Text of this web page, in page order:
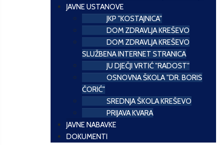
JAVNE USTANOVE
JKP "KOSTAJNICA"
DOM ZDRAVLJA KREŠEVO
DOM ZDRAVLJA KREŠEVO
SLUŽBENA INTERNET STRANICA
JU DJEČJI VRTIĆ "RADOST"
OSNOVNA ŠKOLA "DR. BORIS
ĆORIĆ"
SREDNJA ŠKOLA KREŠEVO
PRIJAVA KVARA
JAVNE NABAVKE
DOKUMENTI